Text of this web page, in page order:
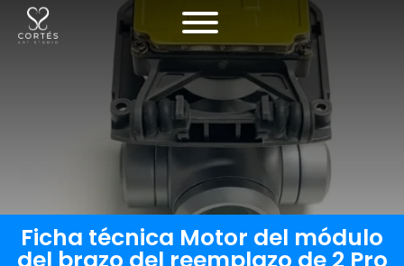
Ficha técnica Motor del módulo